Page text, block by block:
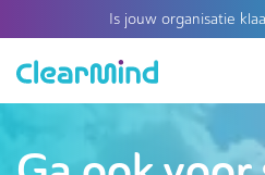
Is jouw organisatie